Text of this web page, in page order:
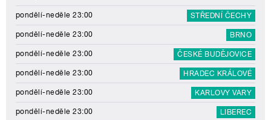
pondělí-neděle 23:00 STŘEDNÍ ČECHY
pondělí-neděle 23:00 BRNO
pondělí-neděle 23:00 ČESKÉ BUDĚJOVICE
pondělí-neděle 23:00 HRADEC KRÁLOVÉ
pondělí-neděle 23:00 KARLOVY VARY
pondělí-neděle 23:00 LIBEREC